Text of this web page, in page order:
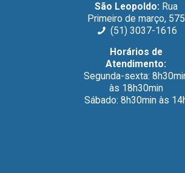
São Leopoldo: Rua
Primeiro de março, 575
(51) 3037-1616
Horários de
Atendimento:
Segunda-sexta:
às 18h30min
Sábado: 8h30min às